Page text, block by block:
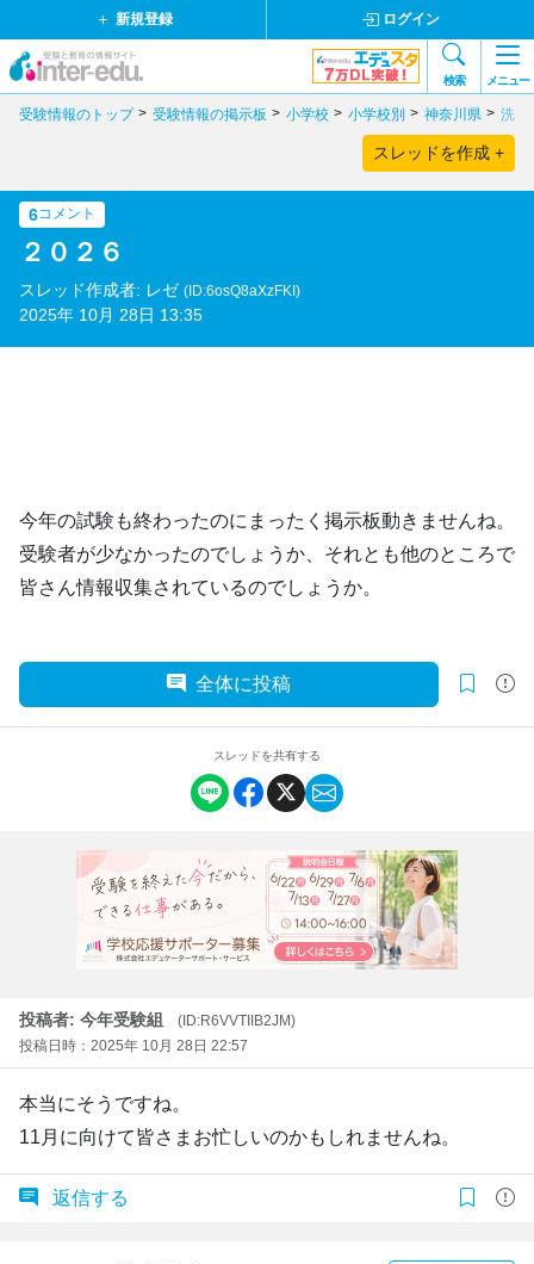
新規登録 ログイン
検索 メニュー
受験情報のトップ 受験情報の掲示板 小学校 小学校別 神奈川県 洗足
スレッドを作成 +
6コメント
２０２６
スレッド作成者: レゼ (ID:6osQ8aXzFKI)
2025年 10月 28日 13:35
今年の試験も終わったのにまったく掲示板動きませんね。
受験者が少なかったのでしょうか、それとも他のところで
皆さん情報収集されているのでしょうか。
全体に投稿
スレッドを共有する
投稿者: 今年受験組
(ID:R6VVTIIB2JM)
投稿日時：2025年 10月 28日 22:57
本当にそうですね。
11月に向けて皆さまお忙しいのかもしれませんね。
返信する